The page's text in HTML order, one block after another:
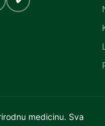
medicinu. Sva